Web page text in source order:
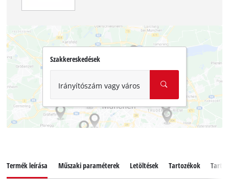
Szakkereskedések
Irányítószám vagy város
Termék leírása Műszaki paraméterek Letöltések Tartozékok